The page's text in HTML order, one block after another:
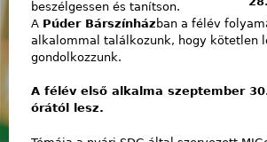
beszélgessen és tanítson.
A Púder Bárszínház ban a félév
alkalommal találkozunk, hogy kötetlen
gondolkozzunk.
A félév első alkalma szeptember
órától lesz.